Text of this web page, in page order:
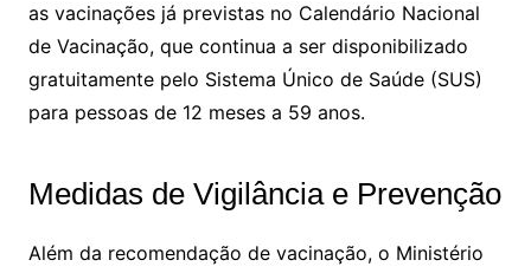
as vacinações já previstas no Calendário Nacional
de Vacinação, que continua a ser disponibilizado
gratuitamente pelo Sistema Único de Saúde (SUS)
para pessoas de 12 meses a 59 anos.
Medidas de Vigilância e Prevenção
Além da recomendação de vacinação, o Ministério